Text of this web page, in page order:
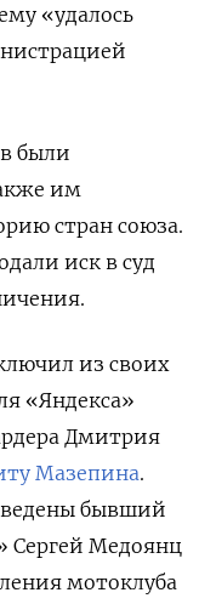
«удалось
были
им
стран союза.
иск в суд
из своих
«Яндекса»
Дмитрия
Мазепина.
бывший
Сергей Медоянц
мотоклуба